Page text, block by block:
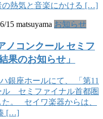
の熱気と音楽にかける […]
15 matsuyama お知らせ
果のお知らせ」
銀座ホールにて、 「第11
ル セミファイナル首都圏
。 セイワ楽器からは、
[…]